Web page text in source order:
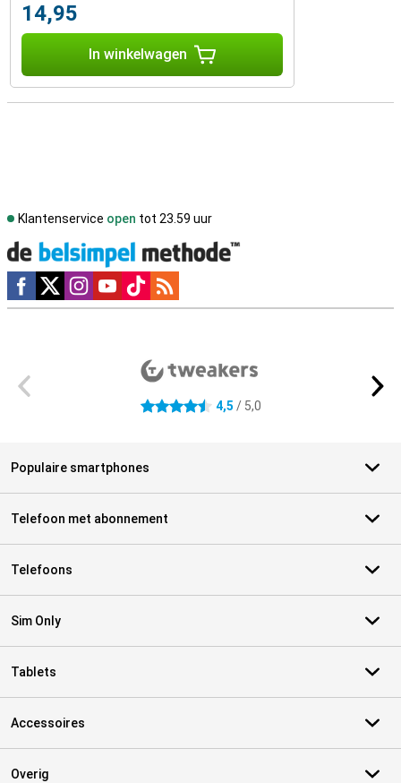
14,95
In winkelwagen
Klantenservice open tot 23.59 uur
Social media
4.5 sterren 4,5 / 5,0
Populaire smartphones
Telefoon met abonnement
Telefoons
Sim Only
Tablets
Accessoires
Overig